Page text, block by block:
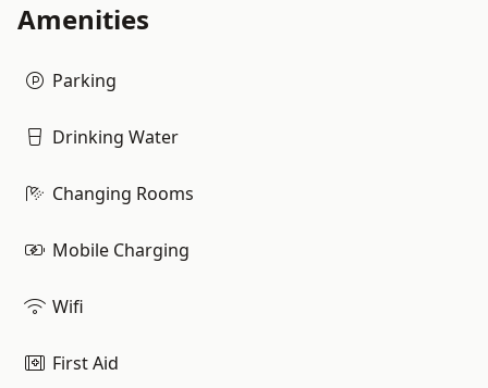
Amenities
Parking
Drinking Water
Changing Rooms
Mobile Charging
Wifi
First Aid